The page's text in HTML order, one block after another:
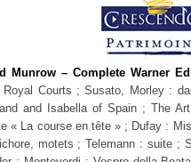
Munrow – Complete Warner
Royal Courts ; Susato, Morley :
and Isabella of Spain ; The
« La course en tête » ; Dufay :
motets ; Telemann : suite ;